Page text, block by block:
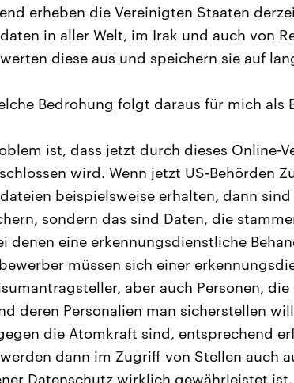
erheben die Vereinigten Staaten
in aller Welt, im Irak und auch von
diese aus und speichern sie auf
Bedrohung folgt daraus für mich als
ist, dass jetzt durch dieses Online-
wird. Wenn jetzt US-Behörden
beispielsweise erhalten, dann
sondern das sind Daten, die
denen eine erkennungsdienstliche
müssen sich einer
aber auch Personen,
deren Personalien man sicherstellen
die Atomkraft sind, entsprechend
dann im Zugriff von Stellen auch
Datenschutz wirklich gewährleistet ist.